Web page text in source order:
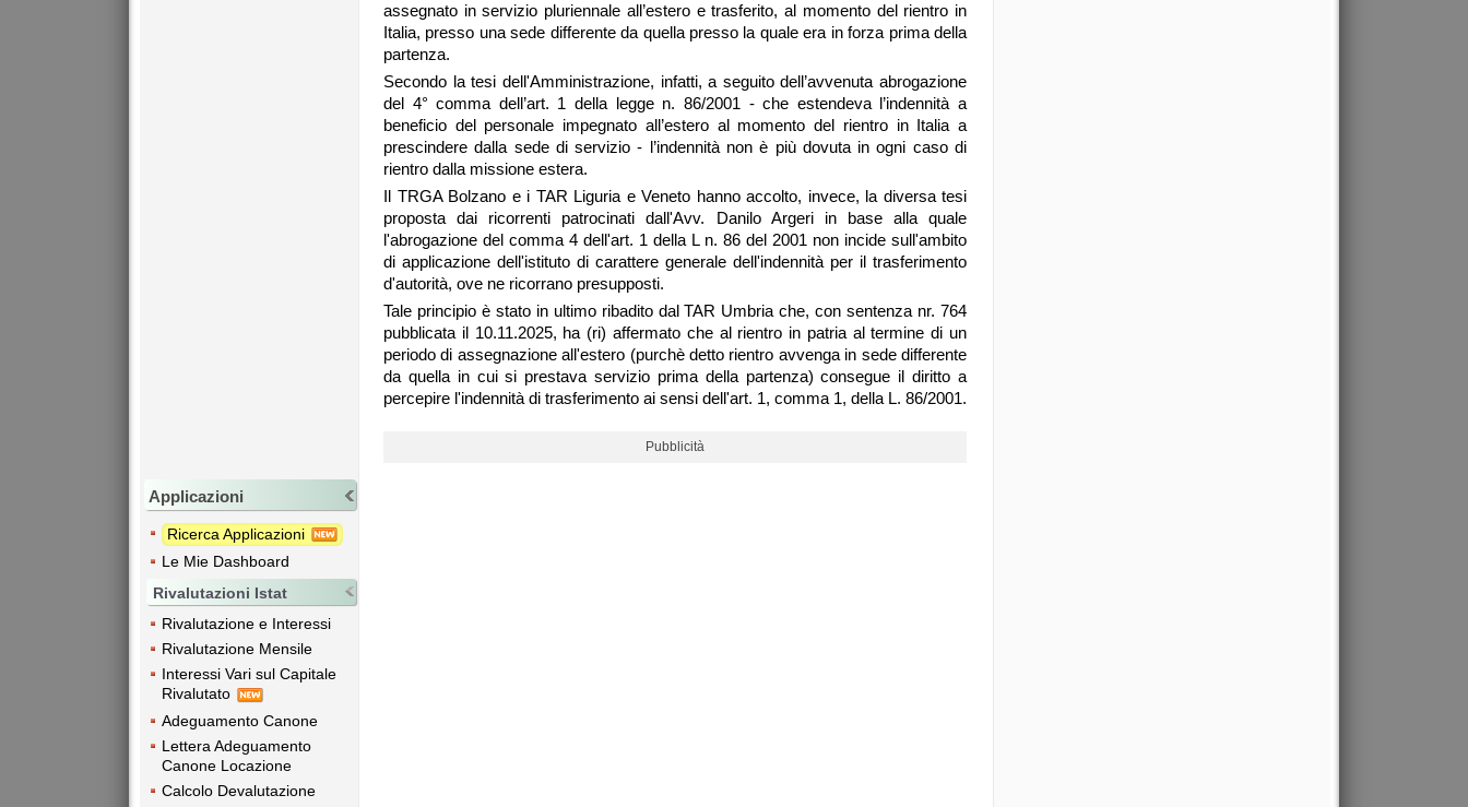
Applicazioni
Ricerca Applicazioni
Le Mie Dashboard
Rivalutazioni Istat
Rivalutazione e Interessi
Rivalutazione Mensile
Interessi Vari sul Capitale
Rivalutato
Adeguamento Canone
Lettera Adeguamento
Canone Locazione
Calcolo Devalutazione
assegnato in servizio pluriennale all’estero e trasferito, al momento del rientro in
Italia, presso una sede differente da quella presso la quale era in forza prima della
partenza.
Secondo la tesi dell'Amministrazione, infatti, a seguito dell’avvenuta abrogazione
del 4° comma dell’art. 1 della legge n. 86/2001 - che estendeva l’indennità a
beneficio del personale impegnato all’estero al momento del rientro in Italia a
prescindere dalla sede di servizio - l’indennità non è più dovuta in ogni caso di
rientro dalla missione estera.
Il TRGA Bolzano e i TAR Liguria e Veneto hanno accolto, invece, la diversa tesi
proposta dai ricorrenti patrocinati dall'Avv. Danilo Argeri in base alla quale
l'abrogazione del comma 4 dell'art. 1 della L n. 86 del 2001 non incide sull'ambito
di applicazione dell'istituto di carattere generale dell'indennità per il trasferimento
d'autorità, ove ne ricorrano presupposti.
Tale principio è stato in ultimo ribadito dal TAR Umbria che, con sentenza nr. 764
pubblicata il 10.11.2025, ha (ri) affermato che al rientro in patria al termine di un
periodo di assegnazione all'estero (purchè detto rientro avvenga in sede differente
da quella in cui si prestava servizio prima della partenza) consegue il diritto a
percepire l'indennità di trasferimento ai sensi dell'art. 1, comma 1, della L. 86/2001.
Pubblicità